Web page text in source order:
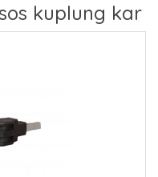
kuplung kar